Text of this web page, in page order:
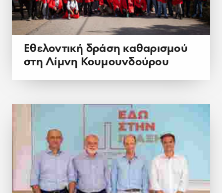
Εθελοντική δράση καθαρισμού
στη Λίμνη Κουμουνδούρου